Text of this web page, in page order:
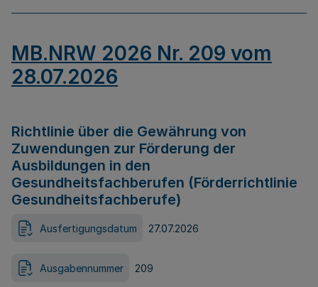
MB.NRW 2026 Nr. 209 vom
28.07.2026
Richtlinie über die Gewährung von
Zuwendungen zur Förderung der
Ausbildungen in den
Gesundheitsfachberufen (Förderrichtlinie
Gesundheitsfachberufe)
Ausfertigungsdatum 27.07.2026
Ausgabennummer 209